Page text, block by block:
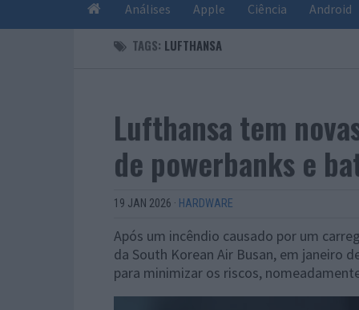
Análises Apple Ciência Android
TAGS: LUFTHANSA
Lufthansa tem
de powerbanks e
19 JAN 2026 · HARDWARE
Após um incêndio causado por um
da South Korean Air Busan, em janeiro
para minimizar os riscos,